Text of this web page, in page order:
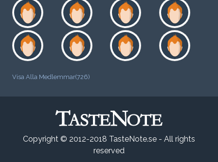
Visa Alla Medlemmar(726)
Copyright © 2012-2018 TasteNote.se - All rights
reserved